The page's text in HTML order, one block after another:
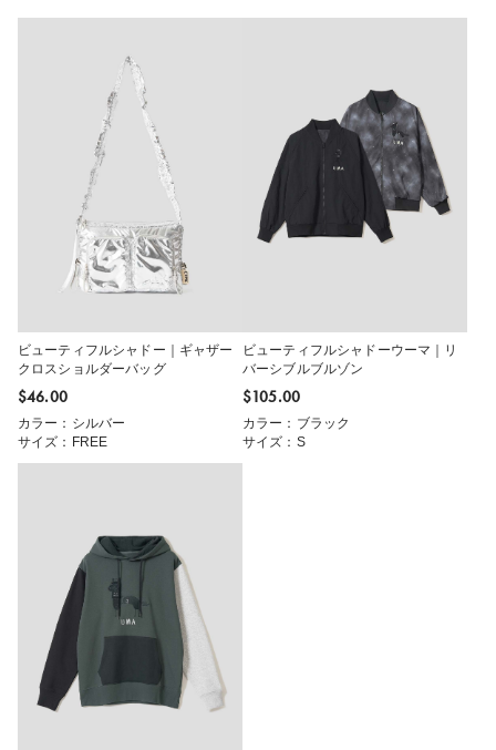
ビューティフルシャドー｜ギャザー
クロスショルダーバッグ
$‌46.00
カラー：シルバー
サイズ：FREE
ビューティフルシャドーウーマ｜リ
バーシブルブルゾン
$‌105.00
カラー：ブラック
サイズ：S